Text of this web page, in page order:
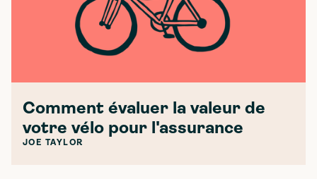
Comment évaluer la valeur de
votre vélo pour l'assurance
JOE TAYLOR